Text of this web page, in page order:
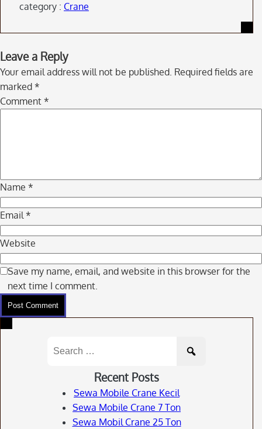
category : Crane
Skip
to
comment
navigation
Leave a Reply
Your email address will not be published. Required fields are
marked *
Comment *
Name *
Email*
Website
Save my name, email, and website in this browser for the
next time I comment.
for:
Recent Posts
Sewa Mobile Crane Kecil
Sewa Mobile Crane 7 Ton
Sewa Mobil Crane 25 Ton